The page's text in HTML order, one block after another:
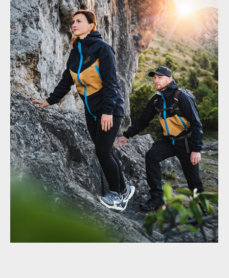
každého bikera
Nová funkční bunda BC
NANO PRO LIGHT -
spolehlivý parťák pro
každého bikera
Nová funkční bunda BC
NANO PRO LIGHT -
spolehlivý parťák pro
každého bikera
NANO PRO LIGHT -
Nová funkční bunda BC NANO
PRO LIGHT - spolehlivý parťák
pro každého bikera
Nová funkční bunda BC NANO
PRO LIGHT - spolehlivý parťák
pro každého bikera
Nová funkční bunda BC NANO
PRO LIGHT - spolehlivý parťák
pro každého bikera